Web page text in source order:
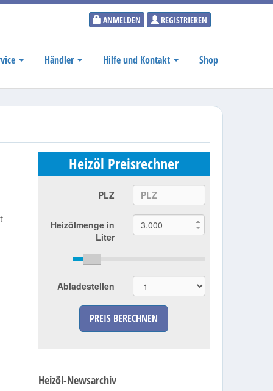
ANMELDEN REGISTRIEREN
Händler Hilfe und Kontakt Shop
Heizöl Preisrechner
PLZ
Heizölmenge in
Liter
Abladestellen
PREIS BERECHNEN
Heizöl-Newsarchiv